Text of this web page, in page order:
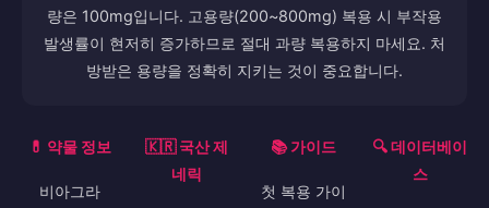
량은 100mg입니다. 고용량(200~800mg) 복용 시 부작용
발생률이 현저히 증가하므로 절대 과량 복용하지 마세요. 처
방받은 용량을 정확히 지키는 것이 중요합니다.
💊 약물 정보
비아그라
🇰🇷 국산 제
네릭
📚 가이드
첫 복용 가이
🔍 데이터베이
스